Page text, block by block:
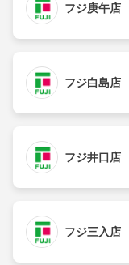
フジ庚午店
フジ白島店
フジ井口店
フジ三入店